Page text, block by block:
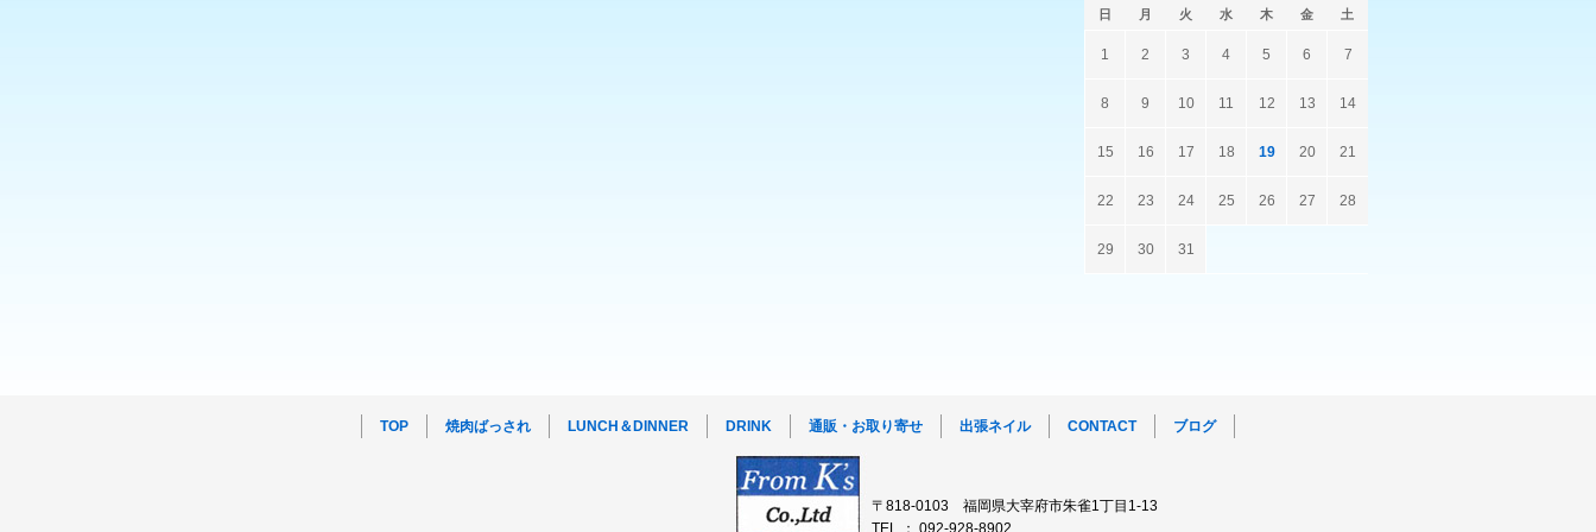
日 月 火 水 木 金 土
1 2 3 4 5 6 7
8 9 10 11 12 13 14
15 16 17 18 19 20 21
22 23 24 25 26 27 28
29 30 31
TOP 焼肉ばっされ LUNCH＆DINNER DRINK 通販・お取り寄せ 出張ネイル CONTACT ブログ
〒818-0103 福岡県大宰府市朱雀1丁目1-13
TEL ： 092-928-8902